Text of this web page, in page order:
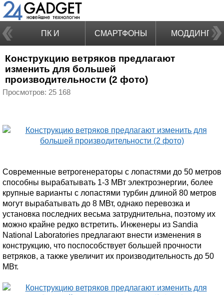
ПК И
НОУТБУКИ
СМАРТФОНЫ МОДДИНГ
Конструкцию ветряков предлагают
изменить для большей
производительности (2 фото)
Просмотров: 25 168
Современные ветрогенераторы с лопастями до 50 метров
способны вырабатывать 1-3 МВт электроэнергии, более
крупные варианты с лопастями турбин длиной 80 метров
могут вырабатывать до 8 МВт, однако перевозка и
установка последних весьма затруднительна, поэтому их
можно крайне редко встретить. Инженеры из Sandia
National Laboratories предлагают внести изменения в
конструкцию, что поспособствует большей прочности
ветряков, а также увеличит их производительность до 50
МВт.